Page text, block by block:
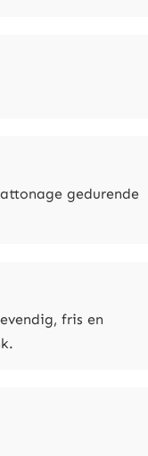
gedurende
fris en